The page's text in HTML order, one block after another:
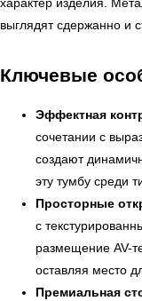
характер изделия.
выглядят сдержанно и
Ключевые
Эффектная
сочетании с
создают
эту тумбу среди
Просторные
с
размещение AV-
оставляя место
Премиальная